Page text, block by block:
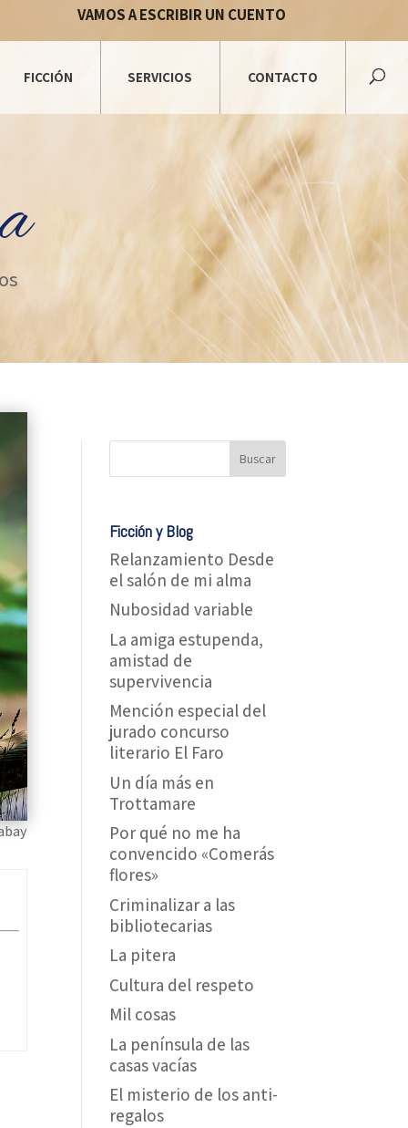
VAMOS A ESCRIBIR UN CUENTO
FICCIÓN SERVICIOS CONTACTO
Ficción y Blog
Relanzamiento Desde
el salón de mi alma
Nubosidad variable
La amiga estupenda,
amistad de
supervivencia
Mención especial del
jurado concurso
literario El Faro
Un día más en
Trottamare
Por qué no me ha
convencido «Comerás
flores»
Criminalizar a las
bibliotecarias
La pitera
Cultura del respeto
Mil cosas
La península de las
casas vacías
El misterio de los anti-
regalos